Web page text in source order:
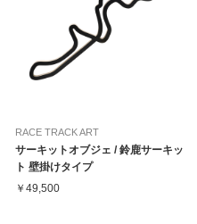
RACE TRACK ART
サーキットオブジェ / 鈴鹿サーキッ
ト 壁掛けタイプ
￥49,500